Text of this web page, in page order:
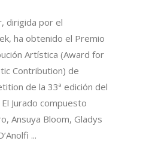
dirigida por el
ha obtenido el Premio
Artística (Award for
Contribution) de
de la 33ª edición del
Jurado compuesto
Ansuya Bloom, Gladys